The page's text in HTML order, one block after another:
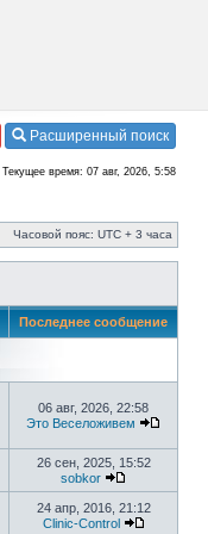
Расширенный поиск
Текущее время: 07 авг, 2026, 5:58
Часовой пояс: UTC + 3 часа
Последнее сообщение
06 авг, 2026, 22:58
Это Веселоживем
26 сен, 2025, 15:52
sobkor
24 апр, 2016, 21:12
Clinic-Control